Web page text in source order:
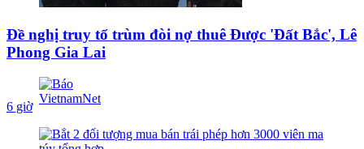
Đề nghị truy tố trùm đòi nợ thuê Được 'Đất Bắc', Lê
Phong Gia Lai
6 giờ